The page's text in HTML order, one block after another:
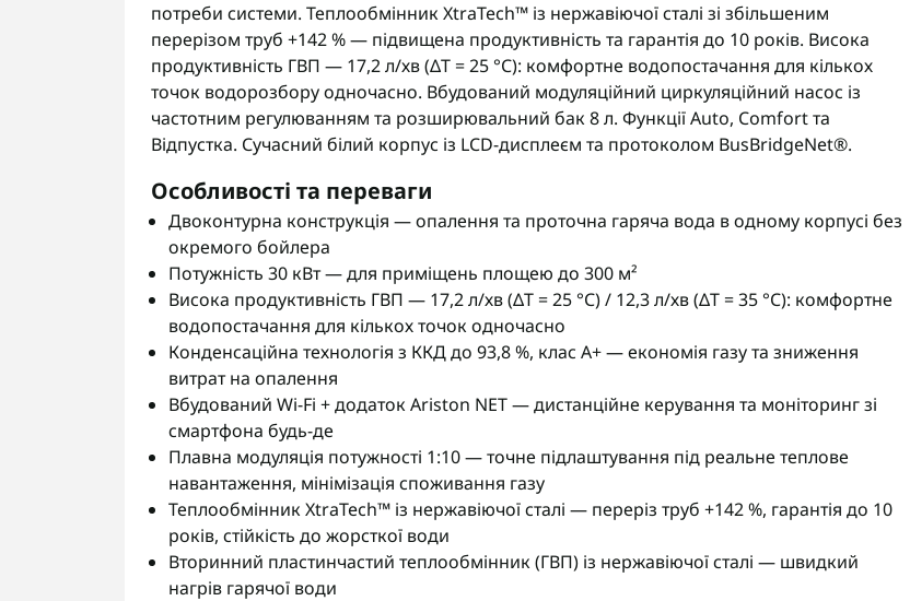
потреби системи. Теплообмінник XtraTech™ із нержавіючої сталі зі збільшеним
перерізом труб +142 % — підвищена продуктивність та гарантія до 10 років. Висока
продуктивність ГВП — 17,2 л/хв (ΔT = 25 °C): комфортне водопостачання для кількох
точок водорозбору одночасно. Вбудований модуляційний циркуляційний насос із
частотним регулюванням та розширювальний бак 8 л. Функції Auto, Comfort та
Відпустка. Сучасний білий корпус із LCD-дисплеєм та протоколом BusBridgeNet®.
Особливості та переваги
Двоконтурна конструкція — опалення та проточна гаряча вода в одному корпусі без
окремого бойлера
Потужність 30 кВт — для приміщень площею до 300 м²
Висока продуктивність ГВП — 17,2 л/хв (ΔT = 25 °C) / 12,3 л/хв (ΔT = 35 °C): комфортне
водопостачання для кількох точок одночасно
Конденсаційна технологія з ККД до 93,8 %, клас A+ — економія газу та зниження
витрат на опалення
Вбудований Wi-Fi + додаток Ariston NET — дистанційне керування та моніторинг зі
смартфона будь-де
Плавна модуляція потужності 1:10 — точне підлаштування під реальне теплове
навантаження, мінімізація споживання газу
Теплообмінник XtraTech™ із нержавіючої сталі — переріз труб +142 %, гарантія до 10
років, стійкість до жорсткої води
Вторинний пластинчастий теплообмінник (ГВП) із нержавіючої сталі — швидкий
нагрів гарячої води